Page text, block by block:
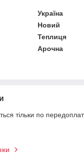
Україна
Новий
Теплиця
Арочна
тільки по